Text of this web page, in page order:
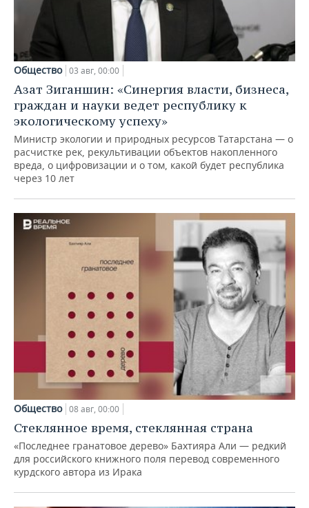
Общество 03 авг, 00:00
Азат Зиганшин: «Синергия власти, бизнеса,
граждан и науки ведет республику к
экологическому успеху»
Министр экологии и природных ресурсов Татарстана — о
расчистке рек, рекультивации объектов накопленного
вреда, о цифровизации и о том, какой будет республика
через 10 лет
Общество 08 авг, 00:00
Стеклянное время, стеклянная страна
«Последнее гранатовое дерево» Бахтияра Али — редкий
для российского книжного поля перевод современного
курдского автора из Ирака